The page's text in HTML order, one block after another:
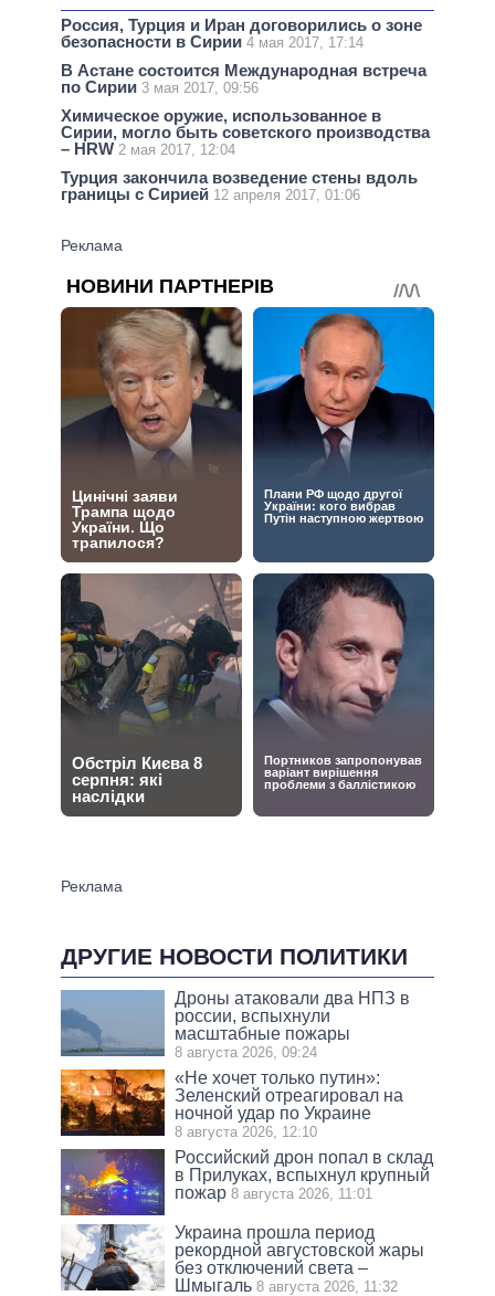
Россия, Турция и Иран договорились о зоне
безопасности в Сирии 4 мая 2017, 17:14
В Астане состоится Международная встреча
по Сирии 3 мая 2017, 09:56
Химическое оружие, использованное в
Сирии, могло быть советского производства
– HRW 2 мая 2017, 12:04
Турция закончила возведение стены вдоль
границы с Сирией 12 апреля 2017, 01:06
ДРУГИЕ НОВОСТИ ПОЛИТИКИ
Дроны атаковали два НПЗ в
россии, вспыхнули
масштабные пожары
8 августа 2026, 09:24
«Не хочет только путин»:
Зеленский отреагировал на
ночной удар по Украине
8 августа 2026, 12:10
Российский дрон попал в склад
в Прилуках, вспыхнул крупный
пожар 8 августа 2026, 11:01
Украина прошла период
рекордной августовской жары
без отключений света –
Шмыгаль 8 августа 2026, 11:32